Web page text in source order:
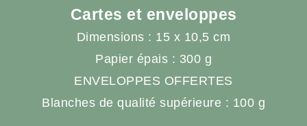
Cartes et enveloppes
Dimensions : 15 x 10,5 cm
Papier épais : 300 g
ENVELOPPES OFFERTES
Blanches de qualité supérieure : 100 g